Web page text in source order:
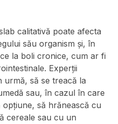
calitativă poate afecta
său organism și, în
la boli cronice, cum ar fi
Experții
urmă, să se treacă la
sau, în cazul în care
să hrănească cu
cereale sau cu un